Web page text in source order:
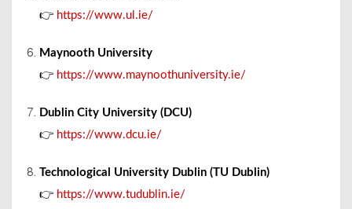
👉 https://www.ul.ie/
Maynooth University
👉 https://www.maynoothuniversity.ie/
Dublin City University (DCU)
👉 https://www.dcu.ie/
Technological University Dublin (TU Dublin)
👉 https://www.tudublin.ie/